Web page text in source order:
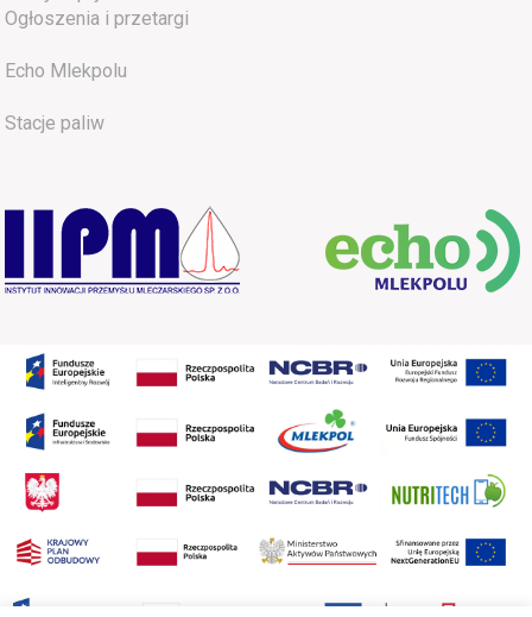
Ogłoszenia i przetargi
Echo Mlekpolu
Stacje paliw